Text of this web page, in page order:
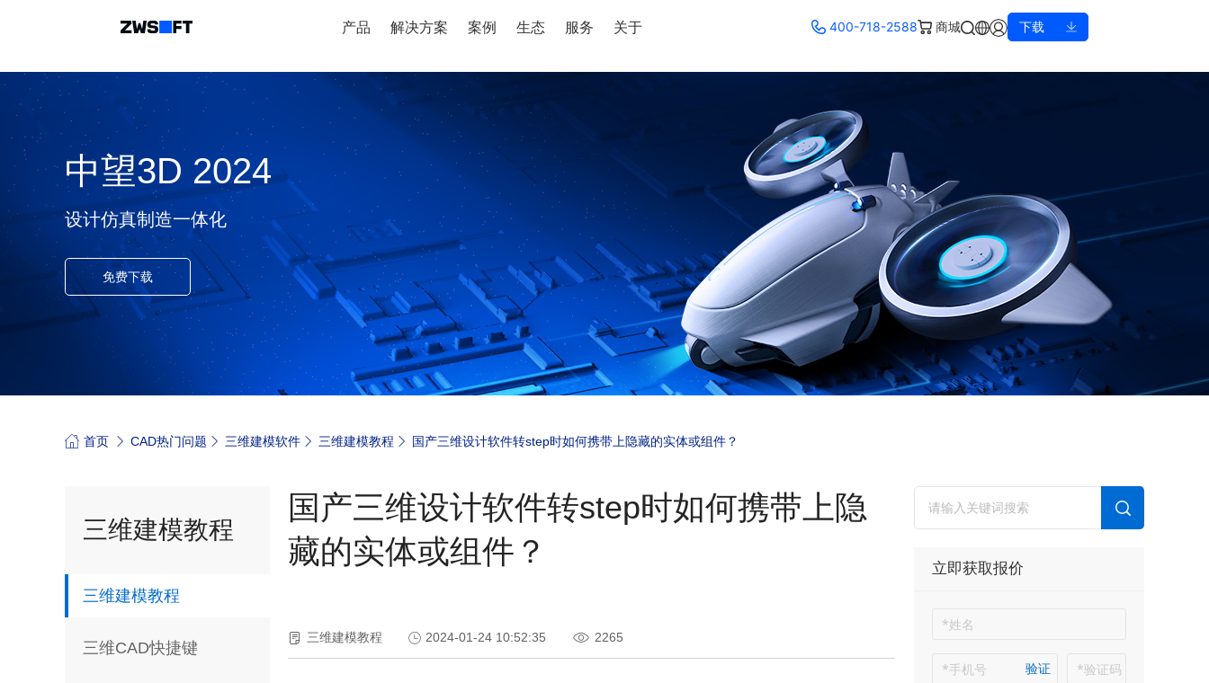
产品 解决方案 案例 生态 服务 关于 400-718-2588 商城 下载
中望3D 2024
设计仿真制造一体化
免费下载
首页 CAD热门问题 三维建模软件 三维建模教程 国产三维设计软件转step时如何携带上隐藏的实体或组件？
三维建模教程
三维建模教程
三维CAD快捷键
国产三维设计软件转step时如何携带上隐
藏的实体或组件？
三维建模教程 2024-01-24 10:52:35 2265
立即获取报价
验证